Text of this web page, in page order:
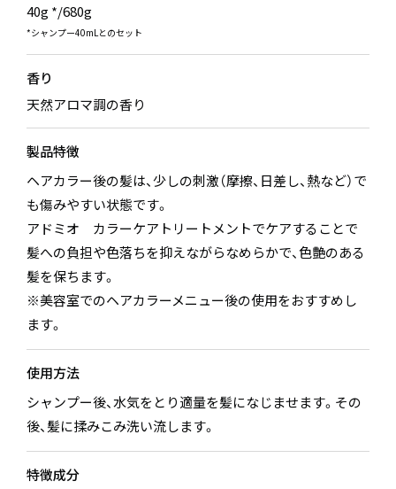
40g */680g
*シャンプー40mLとのセット
香り
天然アロマ調の香り
製品特徴
ヘアカラー後の髪は、少しの刺激（摩擦、日差し、熱など）で
も傷みやすい状態です。
アドミオ カラーケアトリートメントでケアすることで
髪への負担や色落ちを抑えながらなめらかで、色艶のある
髪を保ちます。
※美容室でのヘアカラーメニュー後の使用をおすすめし
ます。
使用方法
シャンプー後、水気をとり適量を髪になじませます。その
後、髪に揉みこみ洗い流します。
特徴成分